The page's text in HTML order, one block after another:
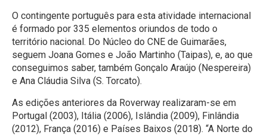
O contingente português para esta atividade internacional
é formado por 335 elementos oriundos de todo o
território nacional. Do Núcleo do CNE de Guimarães,
seguem Joana Gomes e João Martinho (Taipas), e, ao que
conseguimos saber, também Gonçalo Araújo (Nespereira)
e Ana Cláudia Silva (S. Torcato).
As edições anteriores da Roverway realizaram-se em
Portugal (2003), Itália (2006), Islândia (2009), Finlândia
(2012), França (2016) e Países Baixos (2018). “A Norte do